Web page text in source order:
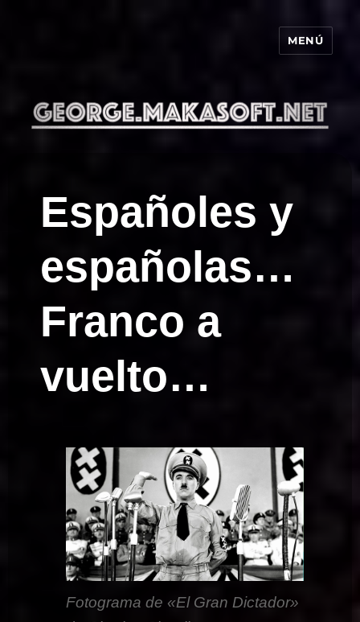
MENÚ
Españoles y
españolas…
Franco a
vuelto…
Fotograma de «El Gran Dictador»